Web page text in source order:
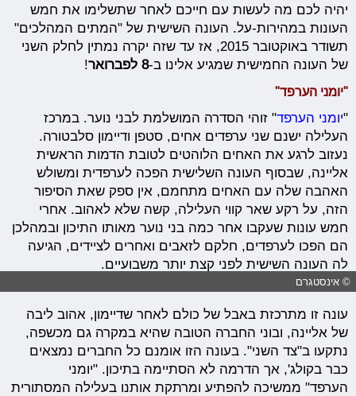
יהיה לכם מה לעשות עם חייכם לאחר שתשלימו את חמש
העונות במהירות-על. העונה השישית של "המתים המהלכים"
תשודר באוקטובר 2015, אז עד שזה יקרה נמתין לחלק השני
של העונה החמישית שמגיע אלינו ב-8 לפברואר !
"יומני הערפד"
"יומני הערפד" זוהי הסדרה המושלמת לבני נוער. במרכז
העלילה ישנם שני ערפדים אחים, סטפן ודיימון סלבטורה.
נעזוב לרגע את האחים הלוהטים לטובת הדמות הראשית
אליינה, שבסוף העונה השלישית הפכה לערפדית ומשולש
האהבה שלה עם האחים מתחמם, אין ספק שאת הסיפור
הזה, על רקע שאר קווי העלילה, קשה שלא לאהוב. אחרי
חמש עונות שעקבו אחר כמה בני נוער מאותו התיכון ובמהלכן
הם הפכו לערפדים, חלקם לזאבים ואחרים לציידים, הגיעה
לה העונה השישית לפני קצת יותר משבועיים.
© אינסטגרם
עונה זו מתרכזת באבל של כולם לאחר שדיימון, אהוב ליבה
של אליינה, ובוני החברה הטובה שהיא במקרה גם מכשפה,
נתקעו ב"צד השני". בעונה הזו אומנם כל החברים נמצאים
כבר בקולג', אך הדרמה לא הסתיימה בתיכון. "יומני
הערפד" ממשיכה להפתיע ומרתקת אותנו בעלילה המסתורית